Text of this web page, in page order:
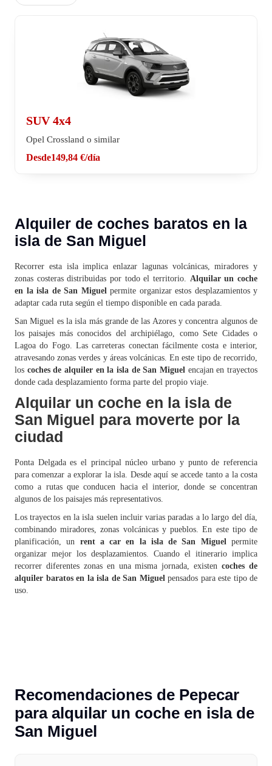
SUV 4x4
Opel Crossland o similar
Desde149,84 €/día
Alquiler de coches baratos en la
isla de San Miguel
Recorrer esta isla implica enlazar lagunas volcánicas, miradores y
zonas costeras distribuidas por todo el territorio. Alquilar un coche
en la isla de San Miguelpermite organizar estos desplazamientos y
adaptar cada ruta según el tiempo disponible en cada parada.
San Miguel es la isla más grande de las Azores y concentra algunos de
los paisajes más conocidos del archipiélago, como Sete Cidades o
Lagoa do Fogo. Las carreteras conectan fácilmente costa e interior,
atravesando zonas verdes y áreas volcánicas. En este tipo de recorrido,
los coches de alquiler en la isla de San Miguel encajan en trayectos
donde cada desplazamiento forma parte del propio viaje.
Alquilar un coche en la isla de
San Miguel para moverte por la
ciudad
Ponta Delgada es el principal núcleo urbano y punto de referencia
para comenzar a explorar la isla. Desde aquí se accede tanto a la costa
como a rutas que conducen hacia el interior, donde se concentran
algunos de los paisajes más representativos.
Los trayectos en la isla suelen incluir varias paradas a lo largo del día,
combinando miradores, zonas volcánicas y pueblos. En este tipo de
planificación, un rent a car en la isla de San Miguelpermite
organizar mejor los desplazamientos. Cuando el itinerario implica
recorrer diferentes zonas en una misma jornada, existencoches de
alquiler baratos en la isla de San Miguelpensados para este tipo de
uso.
Recomendaciones de Pepecar
para alquilar un coche en isla de
San Miguel